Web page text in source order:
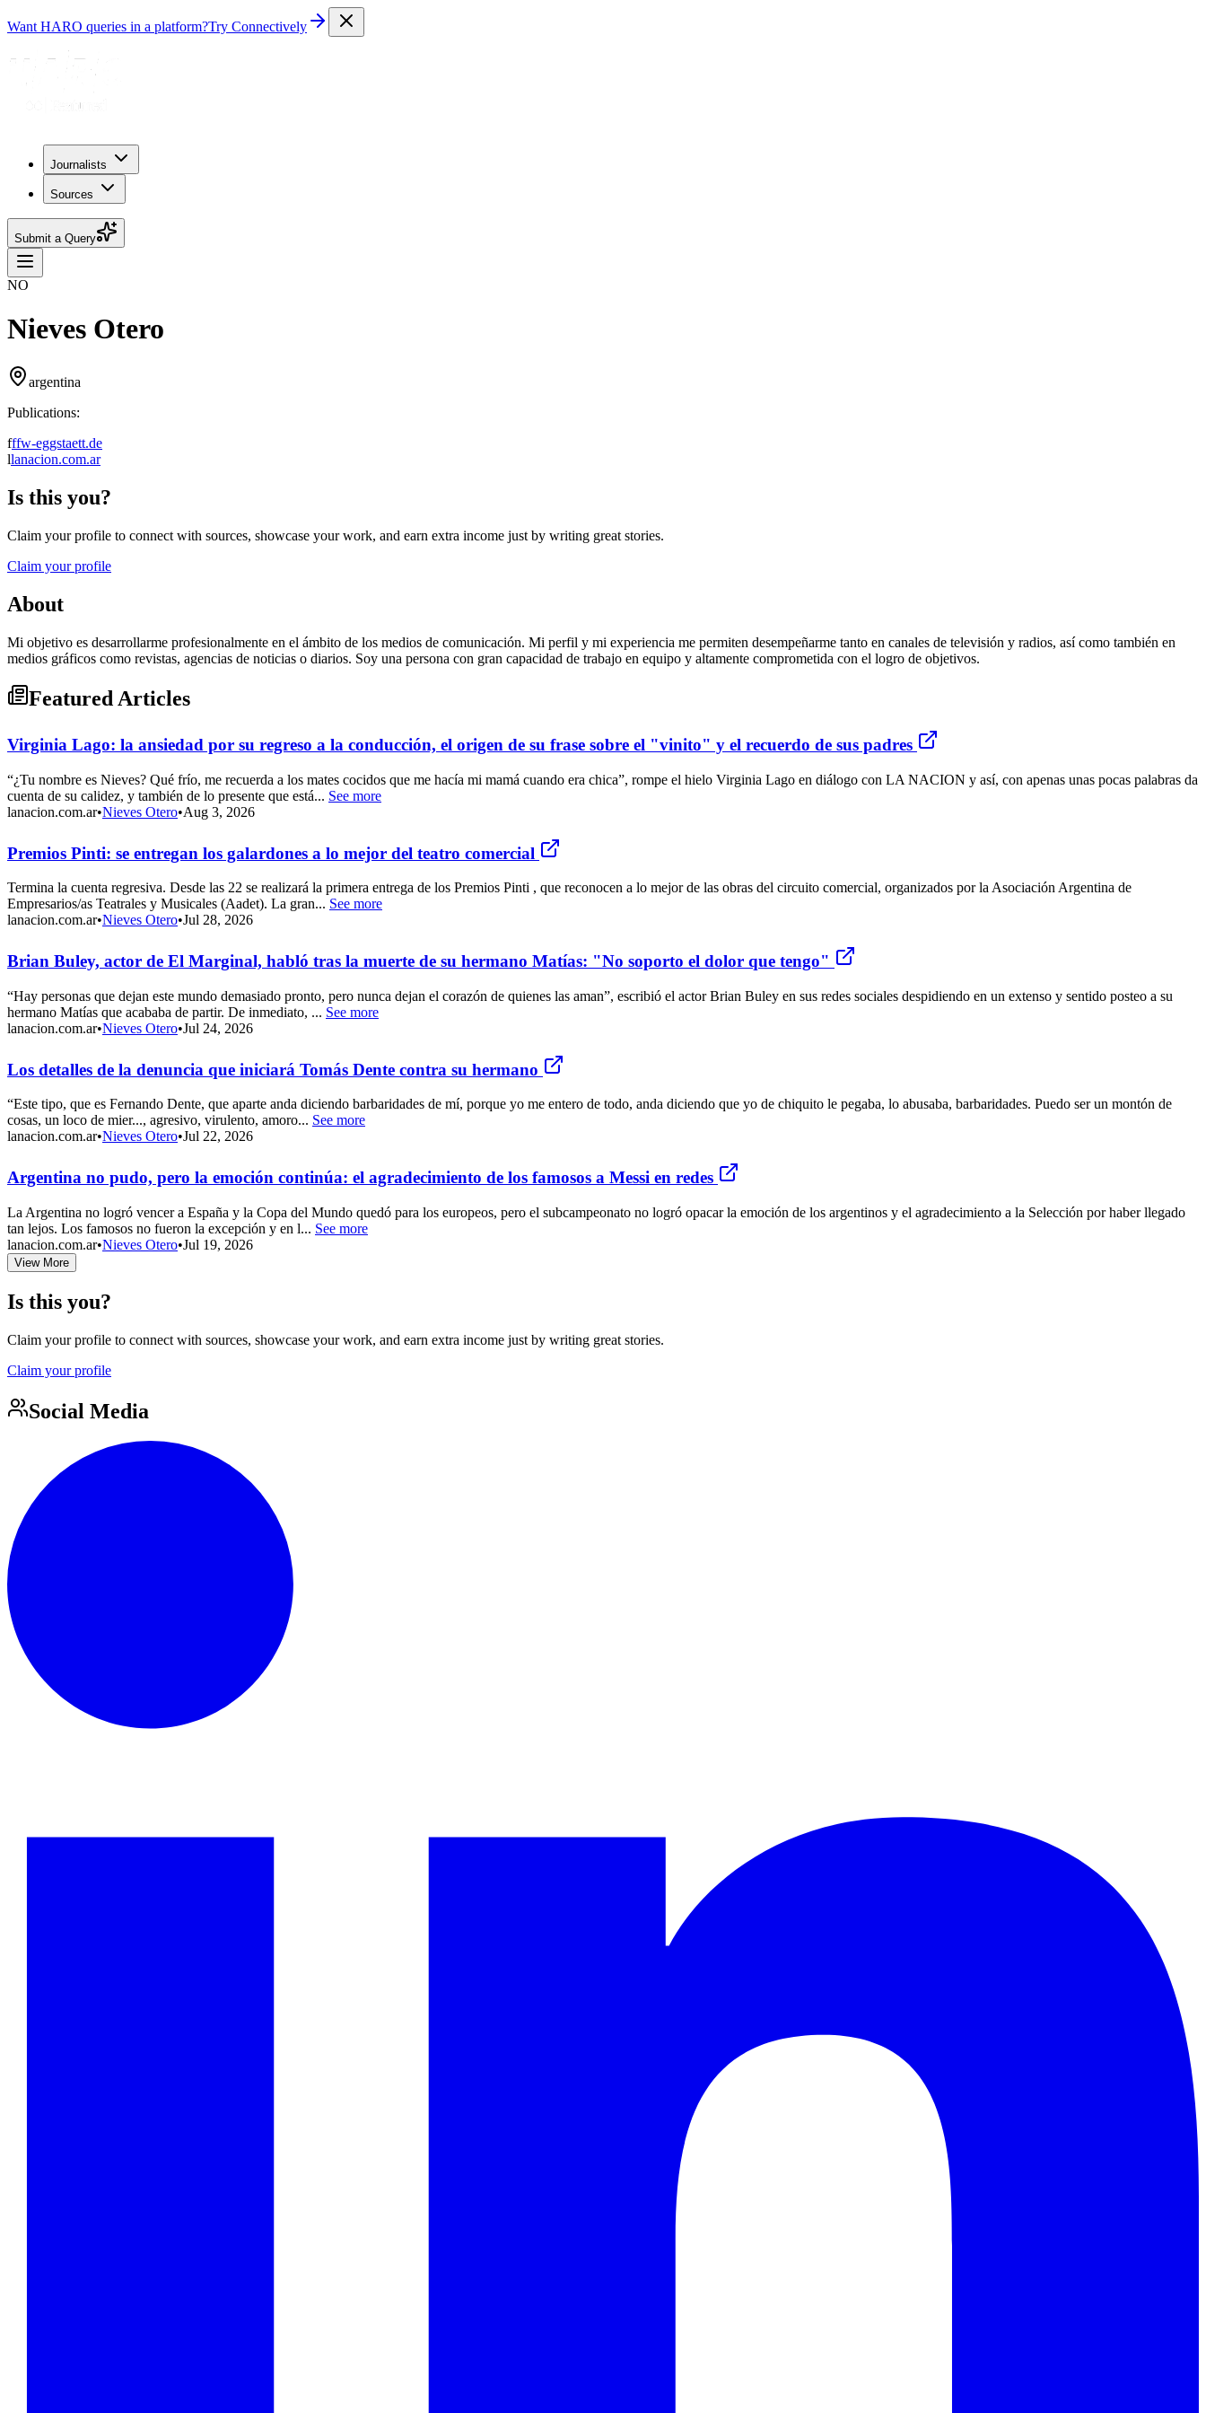
Want HARO queries in a platform?Try Connectively
Journalists
Sources
Submit a Query
NO
Nieves Otero
argentina
Publications:
fffw-eggstaett.de
llanacion.com.ar
Is this you?
Claim your profile to connect with sources, showcase your work, and earn extra income just by writing great stories.
Claim your profile
About
Mi objetivo es desarrollarme profesionalmente en el ámbito de los medios de comunicación. Mi perfil y mi experiencia me permiten desempeñarme tanto en canales de televisión y radios, así como también en
medios gráficos como revistas, agencias de noticias o diarios. Soy una persona con gran capacidad de trabajo en equipo y altamente comprometida con el logro de objetivos.
Featured Articles
Virginia Lago: la ansiedad por su regreso a la conducción, el origen de su frase sobre el "vinito" y el recuerdo de sus padres
“¿Tu nombre es Nieves? Qué frío, me recuerda a los mates cocidos que me hacía mi mamá cuando era chica”, rompe el hielo Virginia Lago en diálogo con LA NACION y así, con apenas unas pocas palabras da
cuenta de su calidez, y también de lo presente que está... See more
lanacion.com.ar•Nieves Otero•Aug 3, 2026
Premios Pinti: se entregan los galardones a lo mejor del teatro comercial
Termina la cuenta regresiva. Desde las 22 se realizará la primera entrega de los Premios Pinti , que reconocen a lo mejor de las obras del circuito comercial, organizados por la Asociación Argentina de
Empresarios/as Teatrales y Musicales (Aadet). La gran... See more
lanacion.com.ar•Nieves Otero•Jul 28, 2026
Brian Buley, actor de El Marginal, habló tras la muerte de su hermano Matías: "No soporto el dolor que tengo"
“Hay personas que dejan este mundo demasiado pronto, pero nunca dejan el corazón de quienes las aman”, escribió el actor Brian Buley en sus redes sociales despidiendo en un extenso y sentido posteo a su
hermano Matías que acababa de partir. De inmediato, ... See more
lanacion.com.ar•Nieves Otero•Jul 24, 2026
Los detalles de la denuncia que iniciará Tomás Dente contra su hermano
“Este tipo, que es Fernando Dente, que aparte anda diciendo barbaridades de mí, porque yo me entero de todo, anda diciendo que yo de chiquito le pegaba, lo abusaba, barbaridades. Puedo ser un montón de
cosas, un loco de mier..., agresivo, virulento, amoro... See more
lanacion.com.ar•Nieves Otero•Jul 22, 2026
Argentina no pudo, pero la emoción continúa: el agradecimiento de los famosos a Messi en redes
La Argentina no logró vencer a España y la Copa del Mundo quedó para los europeos, pero el subcampeonato no logró opacar la emoción de los argentinos y el agradecimiento a la Selección por haber llegado
tan lejos. Los famosos no fueron la excepción y en l... See more
lanacion.com.ar•Nieves Otero•Jul 19, 2026
View More
Is this you?
Claim your profile to connect with sources, showcase your work, and earn extra income just by writing great stories.
Claim your profile
Social Media